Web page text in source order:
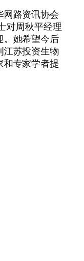
路资讯协会
对周秋平经理
。她希望今后
苏投资生物
和专家学者提